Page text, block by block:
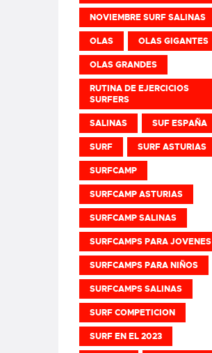
NOVIEMBRE SURF SALINAS
OLAS OLAS GIGANTES
OLAS GRANDES
RUTINA DE EJERCICIOS
SURFERS
SALINAS SUF ESPAÑA
SURF SURF ASTURIAS
SURFCAMP
SURFCAMP ASTURIAS
SURFCAMP SALINAS
SURFCAMPS PARA JOVENES
SURFCAMPS PARA NIÑOS
SURFCAMPS SALINAS
SURF COMPETICION
SURF EN EL 2023